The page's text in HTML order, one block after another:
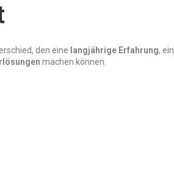
den eine langjährige Erfahrung, ein
machen können.